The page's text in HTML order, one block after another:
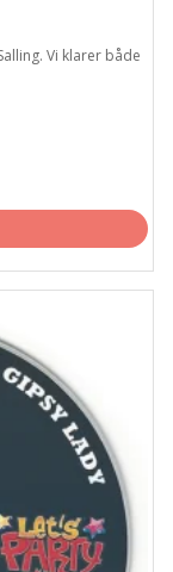
Vi klarer både